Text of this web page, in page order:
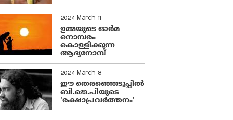
2024 March 11
ഉമ്മയുടെ ഓർമ
നൊമ്പരം
കൊള്ളിക്കുന്ന
ആദ്യനോമ്പ്
2024 March 8
ഈ തെരഞ്ഞെടുപ്പില്‍
ബി.ജെ.പിയുടെ
'രക്ഷാപ്രവര്‍ത്തനം'